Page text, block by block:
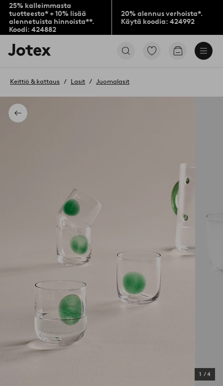
25% kalleimmasta
tuotteesta* + 10% lisää
alennetuista hinnoista**.
Koodi: 424882
20% alennus verhoista*.
Käytä koodia: 424992
Jotex-
logo
aloitussivulle
Siirry
Siirry
Takaisin
Keittiö & kattaus Lasit Juomalasit
1 /4